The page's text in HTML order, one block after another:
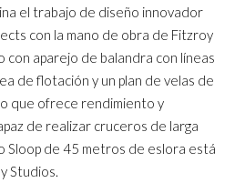
el trabajo de diseño innovador
con la mano de obra de Fitzroy
con aparejo de balandra con líneas
de flotación y un plan de velas de
que ofrece rendimiento y
de realizar cruceros de larga
Sloop de 45 metros de eslora está
Studios.